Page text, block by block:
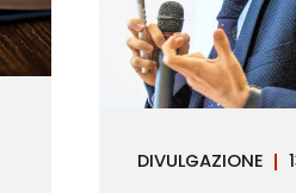
DIVULGAZIONE